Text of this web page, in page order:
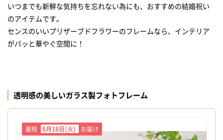
いつまでも新鮮な気持ちを忘れない為にも、おすすめの結婚祝い
のアイテムです。
センスのいいプリザーブドフラワーのフレームなら、インテリア
がパッと華やぐ空間に！
透明感の美しいガラス製フォトフレーム
最短 8月18日(火) お届け